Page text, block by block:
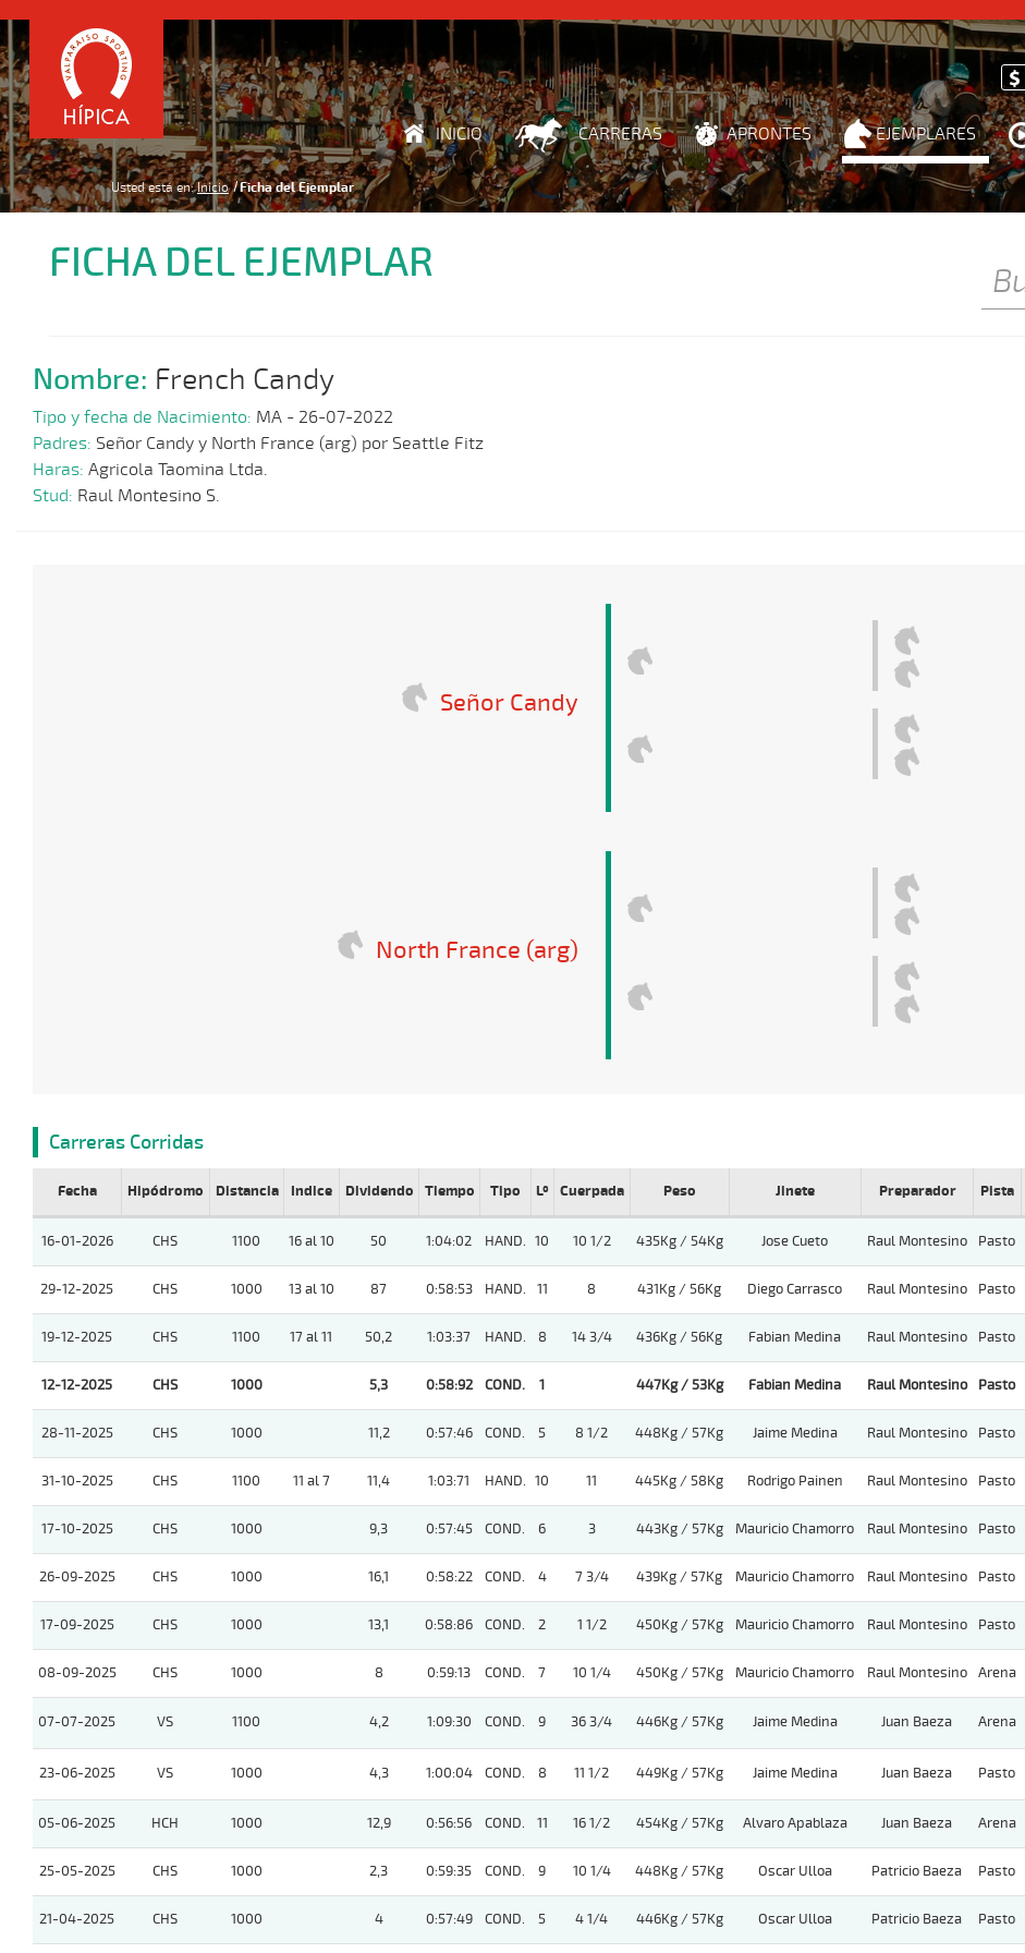
INICIO CARRERAS APRONTES EJEMPLARES
Usted está en: Inicio Ficha del Ejemplar
FICHA DEL EJEMPLAR
Nombre: French Candy
Tipo y fecha de Nacimiento: MA - 26-07-2022
Padres: Señor Candy y North France (arg) por Seattle Fitz
Haras: Agricola Taomina Ltda.
Stud: Raul Montesino S.
Señor Candy
North France (arg)
Carreras Corridas
Fecha Hipódromo Distancia Indice Dividendo Tiempo Tipo Lº Cuerpada Peso Jinete Preparador Pista
16-01-2026 CHS 1100 16 al 10 50 1:04:02 HAND. 10 10 1/2 435Kg / 54Kg Jose Cueto Raul Montesino Pasto
29-12-2025 CHS 1000 13 al 10 87 0:58:53 HAND. 11 8 431Kg / 56Kg Diego Carrasco Raul Montesino Pasto
19-12-2025 CHS 1100 17 al 11 50,2 1:03:37 HAND. 8 14 3/4 436Kg / 56Kg Fabian Medina Raul Montesino Pasto
12-12-2025 CHS 1000 5,3 0:58:92 COND. 1 447Kg / 53Kg Fabian Medina Raul Montesino Pasto
28-11-2025 CHS 1000 11,2 0:57:46 COND. 5 8 1/2 448Kg / 57Kg Jaime Medina Raul Montesino Pasto
31-10-2025 CHS 1100 11 al 7 11,4 1:03:71 HAND. 10 11 445Kg / 58Kg Rodrigo Painen Raul Montesino Pasto
17-10-2025 CHS 1000 9,3 0:57:45 COND. 6 3 443Kg / 57Kg Mauricio Chamorro Raul Montesino Pasto
26-09-2025 CHS 1000 16,1 0:58:22 COND. 4 7 3/4 439Kg / 57Kg Mauricio Chamorro Raul Montesino Pasto
17-09-2025 CHS 1000 13,1 0:58:86 COND. 2 1 1/2 450Kg / 57Kg Mauricio Chamorro Raul Montesino Pasto
08-09-2025 CHS 1000 8 0:59:13 COND. 7 10 1/4 450Kg / 57Kg Mauricio Chamorro Raul Montesino Arena
07-07-2025 VS 1100 4,2 1:09:30 COND. 9 36 3/4 446Kg / 57Kg Jaime Medina Juan Baeza Arena
23-06-2025 VS 1000 4,3 1:00:04 COND. 8 11 1/2 449Kg / 57Kg Jaime Medina Juan Baeza Pasto
05-06-2025 HCH 1000 12,9 0:56:56 COND. 11 16 1/2 454Kg / 57Kg Alvaro Apablaza Juan Baeza Arena
25-05-2025 CHS 1000 2,3 0:59:35 COND. 9 10 1/4 448Kg / 57Kg Oscar Ulloa Patricio Baeza Pasto
21-04-2025 CHS 1000 4 0:57:49 COND. 5 4 1/4 446Kg / 57Kg Oscar Ulloa Patricio Baeza Pasto